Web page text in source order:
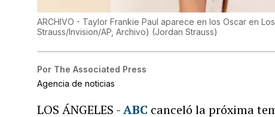
ARCHIVO - Taylor Frankie Paul aparece en los Oscar en
Strauss/Invision/AP, Archivo) (Jordan Strauss)
Por The Associated Press
Agencia de noticias
LOS ÁNGELES -ABC canceló la próxima